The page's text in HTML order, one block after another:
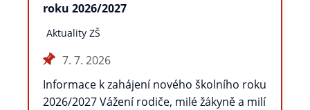
roku 2026/2027
Aktuality ZŠ
7. 7. 2026
Informace k zahájení nového školního roku
2026/2027 Vážení rodiče, milé žákyně a milí